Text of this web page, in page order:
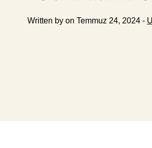
Written by on Temmuz 24, 2024 -